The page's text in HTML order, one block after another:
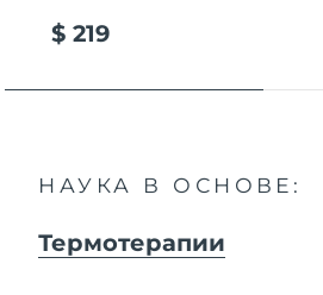
$ 219
НАУКА В ОСНОВЕ:
Термотерапии